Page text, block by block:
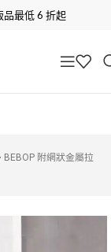
低 6 折起
BEBOP 附網狀金屬拉